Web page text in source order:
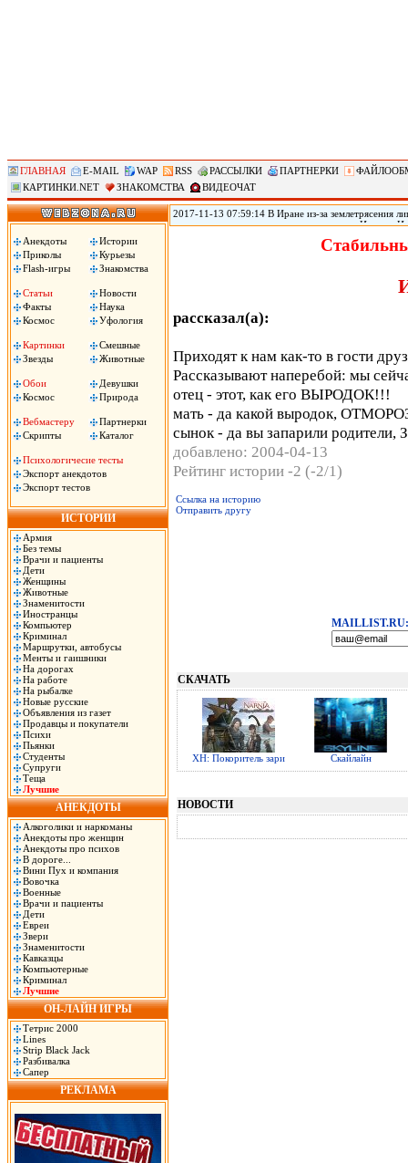
ГЛАВНАЯ E-MAIL WAP RSS РАССЫЛКИ ПАРТНЕРКИ
КАРТИНКИ.NET
ЗНАКОМСТВА ВИДЕОЧАТ
Анекдоты
Истории
Приколы
Курьезы
Flash-игры
Знакомства
Статьи
Новости
Факты
Наука
Космос
Уфология
Картинки
Смешные
Звезды
Животные
Обои
Девушки
Космос
Природа
Вебмастеру
Партнерки
Скрипты
Каталог
Психологичесие тесты
Экспорт анекдотов
Экспорт тестов
ИСТОРИИ
Армия
Без темы
Врачи и пациенты
Дети
Женщины
Животные
Знаменитости
Иностранцы
Компьютер
Криминал
Маршрутки, автобусы
Менты и гаишники
На дорогах
На работе
На рыбалке
Новые русские
Объявления из газет
Продавцы и покупатели
Психи
Пьянки
Студенты
Супруги
Теща
Лучшие
АНЕКДОТЫ
Алкоголики и наркоманы
Анекдоты про женщин
Анекдоты про психов
В дороге...
Вини Пух и компания
Вовочка
Военные
Врачи и пациенты
Дети
Евреи
Звери
Знаменитости
Кавказцы
Компьютерные
Криминал
Лучшие
ОН-ЛАЙН ИГРЫ
Тетрис 2000
Lines
Strip Black Jack
Разбивалка
Сапер
РЕКЛАМА
2017-11-13 07:59:14 В Иране из-за землетрясения
произошедшего в воскресенье на границе Ирана с
вырасти, передает РИА «Новости».
рассказал(а):
Приходят к нам как-то в гости
Рассказывают наперебой: мы
отец - этот, как его ВЫРОДОК!!!
мать - да какой выродок,
сынок - да вы запарили
добавлено: 2004-04-13
Рейтинг истории -2 (-2/1)
Ссылка на историю
Отправить другу
MAILLIST.RU:
СКАЧАТЬ
ХН: Покоритель зари Скайлайн
НОВОСТИ